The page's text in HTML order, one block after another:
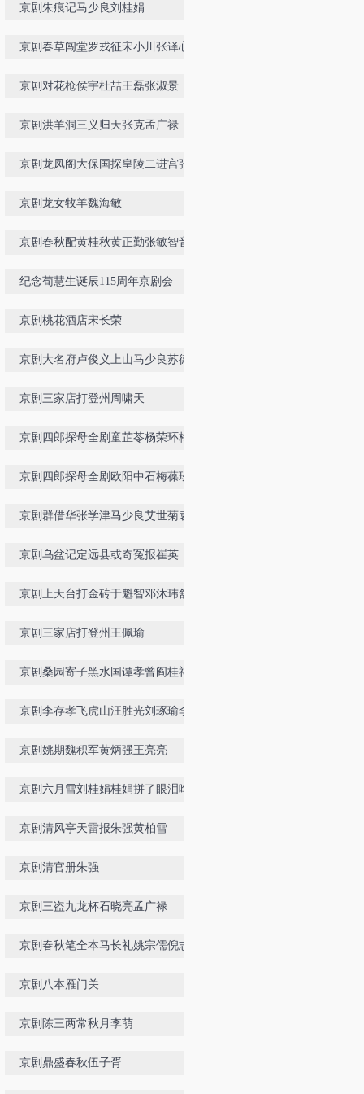
京剧朱痕记马少良刘桂娟
京剧春草闯堂罗戎征宋小川张译心
京剧对花枪侯宇杜喆王磊张淑景
京剧洪羊洞三义归天张克孟广禄
京剧龙凤阁大保国探皇陵二进宫张慧
京剧龙女牧羊魏海敏
京剧春秋配黄桂秋黄正勤张敏智音配
纪念荀慧生诞辰115周年京剧会
京剧桃花酒店宋长荣
京剧大名府卢俊义上山马少良苏德贵
京剧三家店打登州周啸天
京剧四郎探母全剧童芷苓杨荣环梅葆
京剧四郎探母全剧欧阳中石梅葆玖杨
京剧群借华张学津马少良艾世菊袁世
京剧乌盆记定远县或奇冤报崔英
京剧上天台打金砖于魁智邓沐玮舒桐
京剧三家店打登州王佩瑜
京剧桑园寄子黑水国谭孝曾阎桂祥
京剧李存孝飞虎山汪胜光刘琢瑜李佳
京剧姚期魏积军黄炳强王亮亮
京剧六月雪刘桂娟桂娟拼了眼泪哗哗
京剧清风亭天雷报朱强黄柏雪
京剧清官册朱强
京剧三盗九龙杯石晓亮孟广禄
京剧春秋笔全本马长礼姚宗儒倪志斌
京剧八本雁门关
京剧陈三两常秋月李萌
京剧鼎盛春秋伍子胥